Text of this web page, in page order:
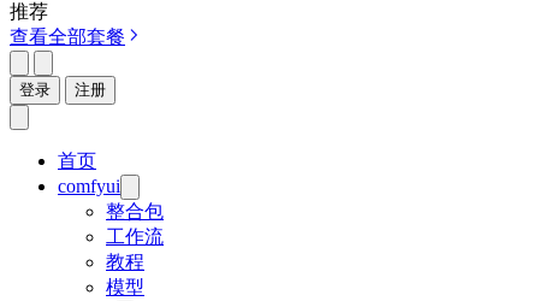
推荐
查看全部套餐
登录 注册
首页
comfyui
整合包
工作流
教程
模型